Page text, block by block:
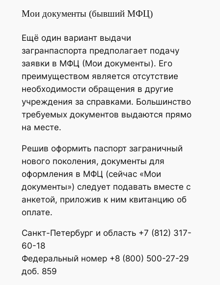
Мои документы (бывший МФЦ)
Ещё один вариант выдачи
загранпаспорта предполагает подачу
заявки в МФЦ (Мои документы). Его
преимуществом является отсутствие
необходимости обращения в другие
учреждения за справками. Большинство
требуемых документов выдаются прямо
на месте.
Решив оформить паспорт заграничный
нового поколения, документы для
оформления в МФЦ (сейчас «Мои
документы») следует подавать вместе с
анкетой, приложив к ним квитанцию об
оплате.
Санкт-Петербург и область +7 (812) 317-
60-18
Федеральный номер +8 (800) 500-27-29
доб. 859